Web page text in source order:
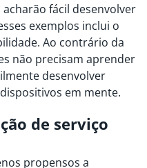
fácil desenvolver
exemplos inclui o
Ao contrário da
não precisam aprender
desenvolver
em mente.
de serviço
propensos a